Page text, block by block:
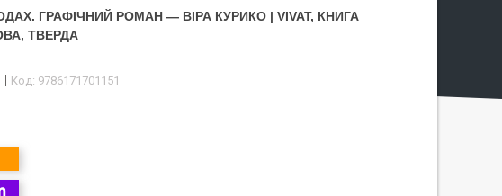
ГРАФІЧНИЙ РОМАН — ВІРА КУРИКО | VIVAT, КНИГА
ТВЕРДА
Код: 9786171701151